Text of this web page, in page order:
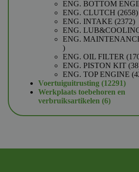
producten
ENG. BOTTOM
ENG. CLUTCH 2658
ENG. INTAKE 2372
ENG.
ENG.
24
producten
ENG. OIL FILTER
ENG. PISTON KIT 38
ENG. TOP ENGINE
Voertuiguitrusting 1229112291
Werkplaats toebehoren en
verbruiksartikelen 66